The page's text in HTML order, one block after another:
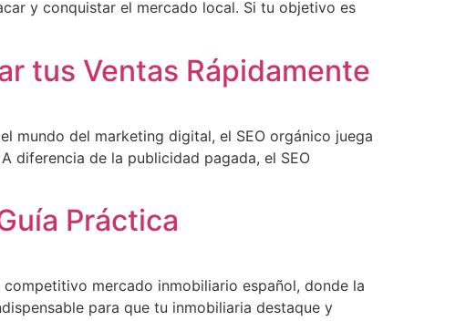
y conquistar el mercado local. Si tu objetivo es
tus Ventas Rápidamente
mundo del marketing digital, el SEO orgánico juega
diferencia de la publicidad pagada, el SEO
Práctica
mercado inmobiliario español, donde la
para que tu inmobiliaria destaque y